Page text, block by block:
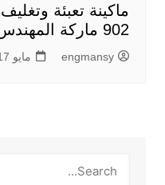
ماكينة تعبئة
902 ماركة المهندس منسى
engmansy مايو 17, 2023